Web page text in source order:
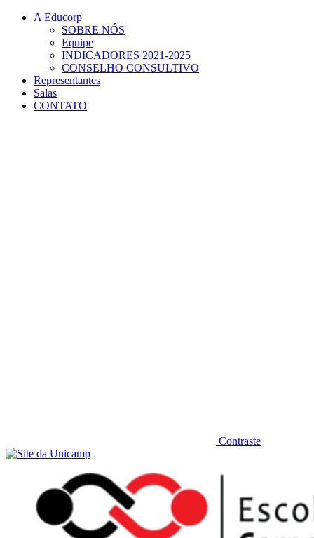
Conteúdo principal
A Educorp
SOBRE NÓS
Equipe
INDICADORES 2021-2025
CONSELHO CONSULTIVO
Representantes
Salas
CONTATO
Contraste